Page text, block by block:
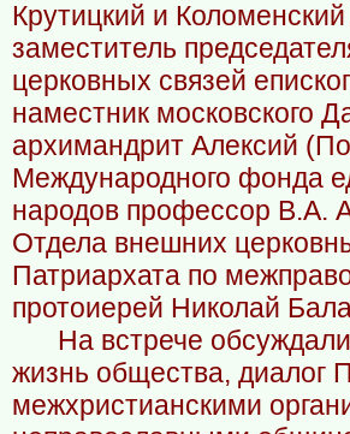
Крутицкий и
заместитель
церковных связей
наместник московского
архимандрит Алексий
Международного фонда
народов профессор В.А.
Отдела внешних
Патриархата по
протоиерей Николай
На встрече
жизнь общества, диалог
межхристианскими